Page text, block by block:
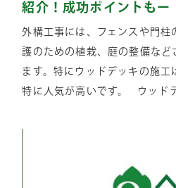
紹介！成功ポイントもー
外構工事には、フェンスや門柱
護のための植栽、庭の整備など
ます。特にウッドデッキの施工
特に人気が高いです。 ウッド